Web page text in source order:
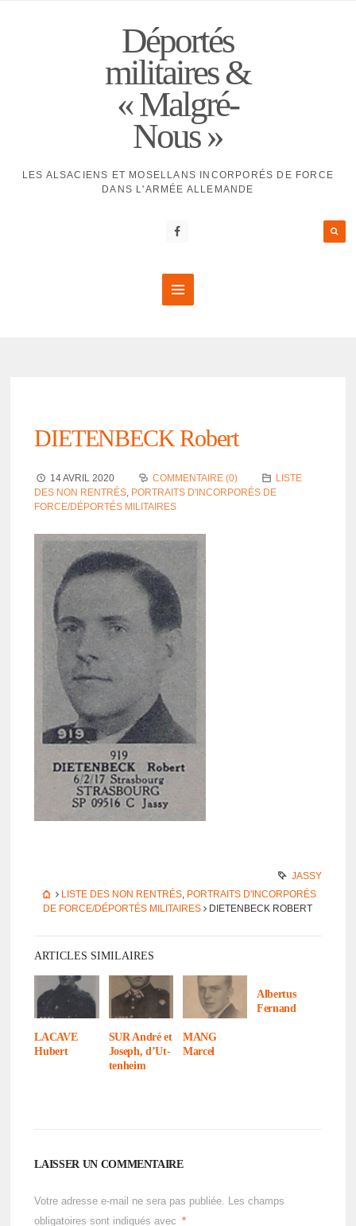
Déportés
militaires &
« Malgré-
Nous »
LES ALSACIENS ET MOSELLANS INCORPORÉS DE FORCE
DANS L'ARMÉE ALLEMANDE
DIETENBECK Robert
14 AVRIL 2020 COMMENTAIRE (0)
LISTE
DES NON RENTRÉS, PORTRAITS D'INCORPORÉS DE
FORCE/DÉPORTÉS MILITAIRES
JASSY
LISTE DES NON RENTRÉS, PORTRAITS D'INCORPORÉS
DE FORCE/DÉPORTÉS MILITAIRES
DIETENBECK ROBERT
ARTICLES SIMILAIRES
LACAVE
Hubert
SUR André et
Joseph, d’Ut­
ten­heim
MANG
Marcel
Alber­tus
Fernand
LAISSER UN COMMENTAIRE
Votre adresse e-mail ne sera pas publiée. Les champs
obligatoires sont indiqués avec
*